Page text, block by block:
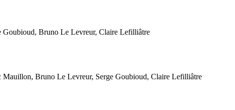
Goubioud, Bruno Le Levreur, Claire Lefilliâtre
Bruno Le Levreur, Serge Goubioud, Claire Lefilliâtre